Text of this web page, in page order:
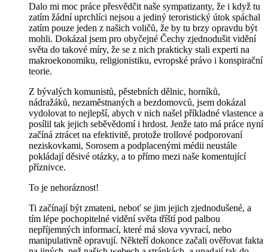
Dalo mi moc práce přesvědčit naše sympatizanty, že i když tu
zatím žádní uprchlíci nejsou a jediný teroristický útok spáchal
zatím pouze jeden z našich voličů, že by tu brzy opravdu být
mohli. Dokázal jsem pro obyčejné Čechy zjednodušit vidění
světa do takové míry, že se z nich prakticky stali experti na
makroekonomiku, religionistiku, evropské právo i konspirační
teorie.
Z bývalých komunistů, pěstebních dělnic, horníků,
nádražáků, nezaměstnaných a bezdomovců, jsem dokázal
vydolovat to nejlepší, abych v nich našel příkladné vlastence a
posílil tak jejich seběvědomí i hrdost. Jenže tato má práce nyní
začíná ztrácet na efektivitě, protože trollové podporovaní
neziskovkami, Sorosem a podplacenými médii neustále
pokládají děsivé otázky, a to přímo mezi naše komentující
příznivce.
To je nehoráznost!
Ti začínají být zmateni, neboť se jim jejich zjednodušené, a
tím lépe pochopitelné vidění světa tříští pod palbou
nepříjemných informací, které má slova vyvrací, nebo
manipulativně opravují. Někteří dokonce začali ověřovat fakta